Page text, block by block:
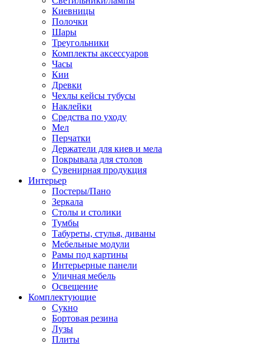
Киевницы
Полочки
Шары
Треугольники
Комплекты аксессуаров
Часы
Кии
Древки
Чехлы кейсы тубусы
Наклейки
Средства по уходу
Мел
Перчатки
Держатели для киев и мела
Покрывала для столов
Сувенирная продукция
Интерьер
Постеры/Пано
Зеркала
Столы и столики
Тумбы
Табуреты, стулья, диваны
Мебельные модули
Рамы под картины
Интерьерные панели
Уличная мебель
Освещение
Комплектующие
Сукно
Бортовая резина
Лузы
Плиты